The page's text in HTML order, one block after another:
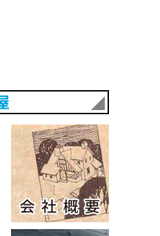
あめりか屋WEBサイト